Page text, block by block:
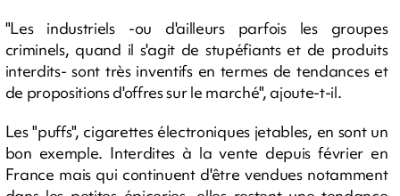
"Les industriels -ou d'ailleurs parfois les groupes
criminels, quand il s'agit de stupéfiants et de produits
interdits- sont très inventifs en termes de tendances et
de propositions d'offres sur le marché", ajoute-t-il.
Les "puffs", cigarettes électroniques jetables, en sont un
bon exemple. Interdites à la vente depuis février en
France mais qui continuent d'être vendues notamment